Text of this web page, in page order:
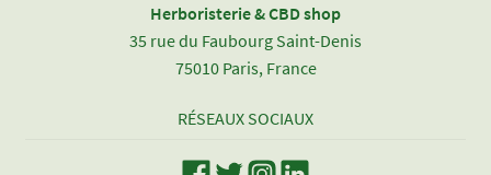
Herboristerie & CBD shop
35 rue du Faubourg Saint-Denis
75010 Paris, France
RÉSEAUX SOCIAUX